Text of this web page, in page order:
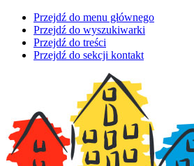
Przejdź do menu głównego
Przejdź do wyszukiwarki
Przejdź do treści
Przejdź do sekcji kontakt